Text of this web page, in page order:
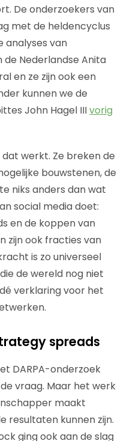
De onderzoekers van
met de heldencyclus
analyses van
Nederlandse Anita
en ze zijn ook een
kunnen we de
John Hagel IIIvorig
werkt. Ze breken de
bouwstenen, de
niks anders dan wat
social media doet:
en de koppen van
zijn ook fracties van
is zo universeel
de wereld nog niet
verklaring voor het
spreads
DARPA-onderzoek
vraag. Maar het werk
maakt
resultaten kunnen zijn.
ging ook aan de slag